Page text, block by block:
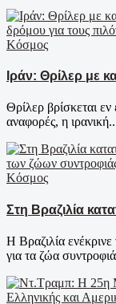
Κόσμος
Ιράν: Θρίλερ με
Θρίλερ βρίσκεται
αναφορές, η
Κόσμος
Στη Βραζιλία
Η Βραζιλία
για τα ζώα